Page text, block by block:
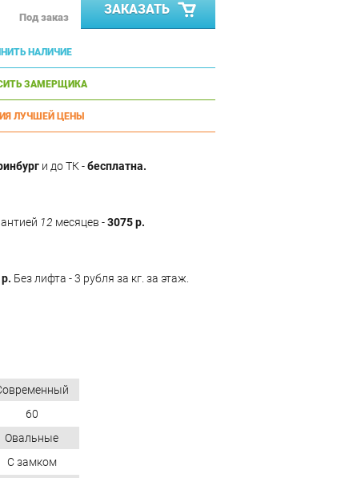
Под заказ
ЗАКАЗАТЬ
НАЛИЧИЕ
ЗАМЕРЩИКА
ЛУЧШЕЙ ЦЕНЫ
и до ТК -бесплатна.
12 месяцев -3075 р.
Без лифта - 3 рубля за кг. за этаж.
60
Овальные
С замком